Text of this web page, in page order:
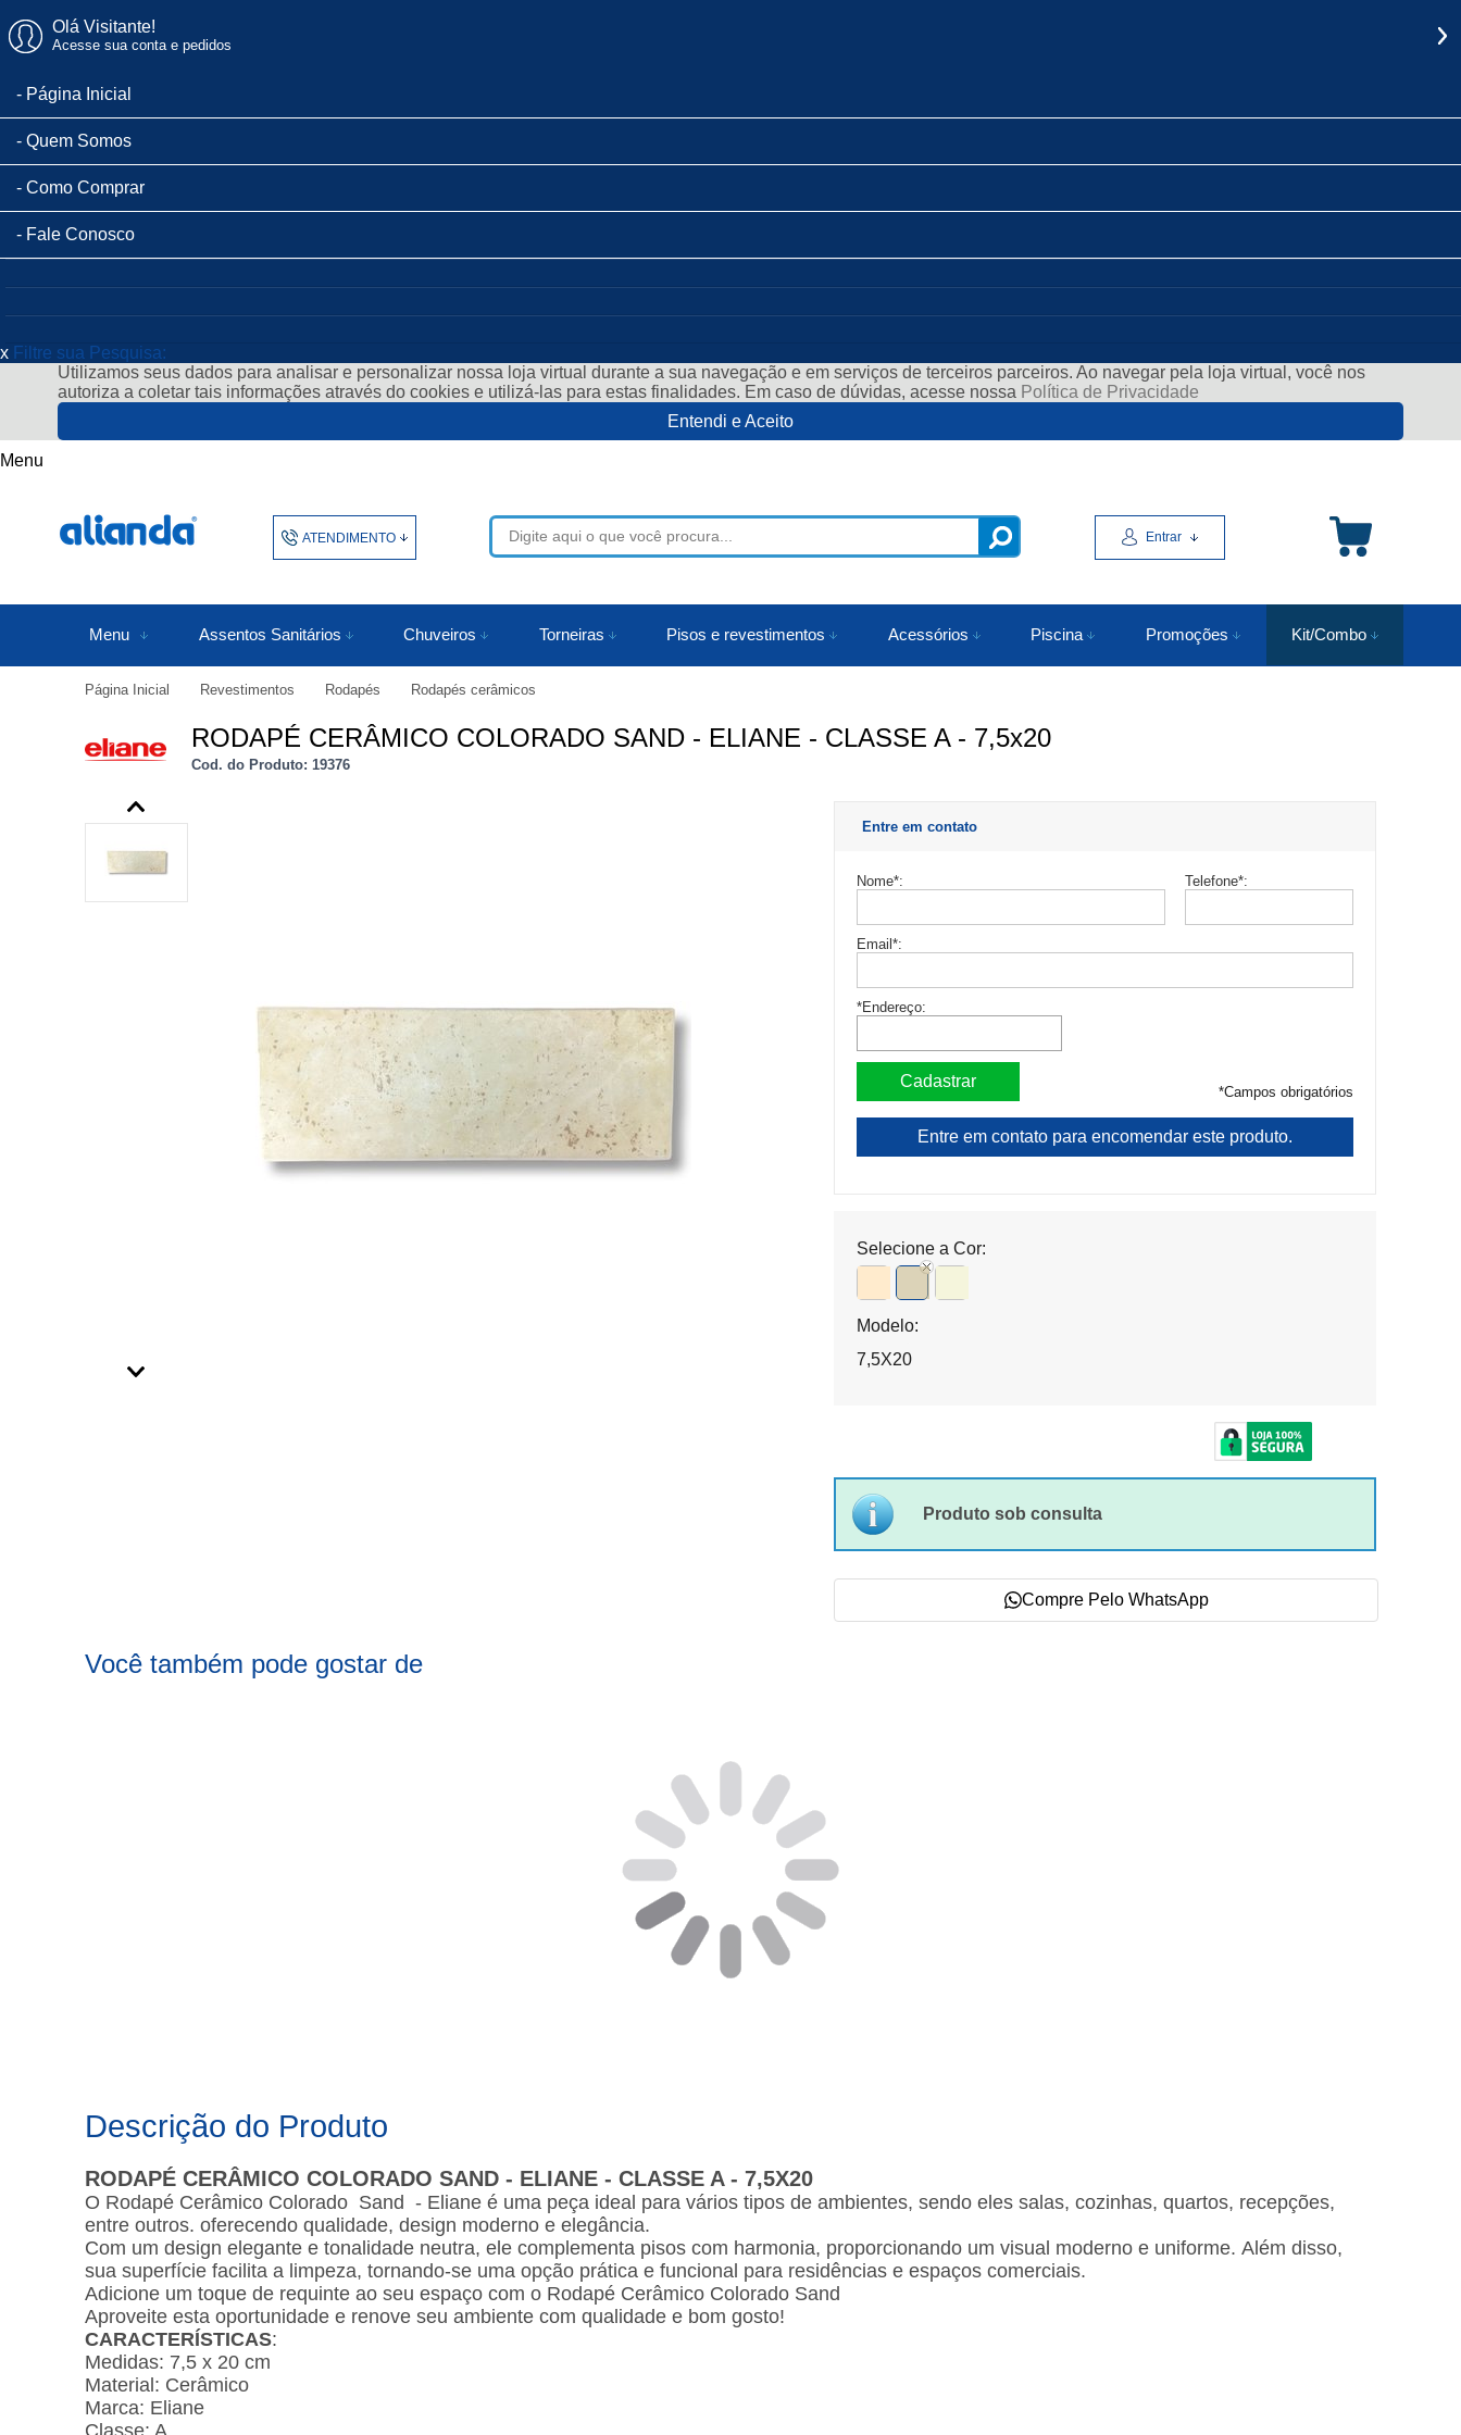
Olá Visitante!
Acesse sua conta e pedidos
Página Inicial
Quem Somos
Como Comprar
Fale Conosco
x Filtre sua Pesquisa:
Utilizamos seus dados para analisar e personalizar nossa loja virtual durante a sua navegação e em serviços de terceiros parceiros. Ao navegar pela loja virtual, você nos
autoriza a coletar tais informações através do cookies e utilizá-las para estas finalidades. Em caso de dúvidas, acesse nossa Política de Privacidade
Entendi e Aceito
Menu
ATENDIMENTO
4834381753
atendimento@alianda.com.br
Entrar
Menu Assentos Sanitários Chuveiros Torneiras Pisos e revestimentos Acessórios Piscina Promoções Kit/Combo
Página Inicial Revestimentos Rodapés Rodapés cerâmicos
RODAPÉ CERÂMICO COLORADO SAND - ELIANE - CLASSE A - 7,5x20
Cod. do Produto: 19376
Entre em contato
Nome*: Telefone*:
Email *:
*Endereço:
*Campos obrigatórios
Entre em contato para encomendar este produto.
Selecione a Cor:
Modelo:
7,5X20
Produto sob consulta
Compre Pelo WhatsApp
Você também pode gostar de
Descrição do Produto
RODAPÉ CERÂMICO COLORADO SAND - ELIANE - CLASSE A - 7,5X20
O Rodapé Cerâmico Colorado Sand - Eliane é uma peça ideal para vários tipos de ambientes, sendo eles salas, cozinhas, quartos, recepções,
entre outros. oferecendo qualidade, design moderno e elegância.
Com um design elegante e tonalidade neutra, ele complementa pisos com harmonia, proporcionando um visual moderno e uniforme. Além disso,
sua superfície facilita a limpeza, tornando-se uma opção prática e funcional para residências e espaços comerciais.
Adicione um toque de requinte ao seu espaço com o Rodapé Cerâmico Colorado Sand
Aproveite esta oportunidade e renove seu ambiente com qualidade e bom gosto!
CARACTERÍSTICAS:
Medidas: 7,5 x 20 cm
Material: Cerâmico
Marca: Eliane
Classe: A